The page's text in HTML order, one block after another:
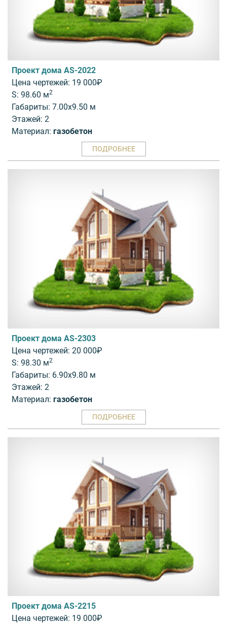
Проект дома AS-2022
Цена чертежей: 19 000₽
S: 98.60 м2
Габариты: 7.00x9.50 м
Этажей: 2
Материал: газобетон
ПОДРОБНЕЕ
Проект дома AS-2303
Цена чертежей: 20 000₽
S: 98.30 м2
Габариты: 6.90x9.80 м
Этажей: 2
Материал: газобетон
ПОДРОБНЕЕ
Проект дома AS-2215
Цена чертежей: 19 000₽